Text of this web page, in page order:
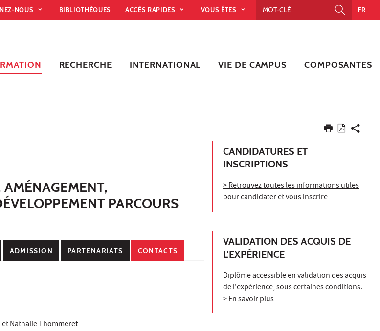
NOUS BIBLIOTHÈQUES ACCÈS RAPIDES VOUS ÊTES FR
RECHERCHE INTERNATIONAL VIE DE CAMPUS COMPOSANTES
AMÉNAGEMENT,
PARCOURS
ADMISSION PARTENARIATS CONTACTS
etNathalie Thommeret
CANDIDATURES ET
INSCRIPTIONS
> Retrouvez toutes les informations utiles
pour candidater et vous inscrire
VALIDATION DES ACQUIS DE
L'EXPÉRIENCE
Diplôme accessible en validation des acquis
de l'expérience, sous certaines conditions.
> En savoir plus